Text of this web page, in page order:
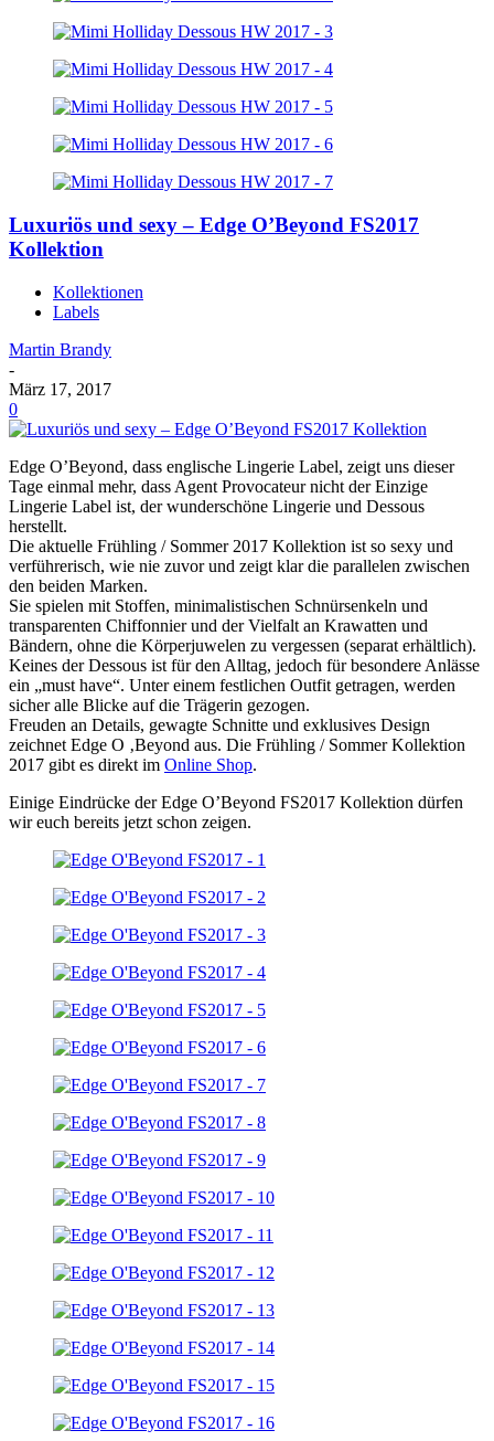
Luxuriös und sexy – Edge O’Beyond FS2017
Kollektion
Kollektionen
Labels
Martin Brandy
-
März 17, 2017
0
Edge O’Beyond, dass englische Lingerie Label, zeigt uns dieser
Tage einmal mehr, dass Agent Provocateur nicht der Einzige
Lingerie Label ist, der wunderschöne Lingerie und Dessous
herstellt.
Die aktuelle Frühling / Sommer 2017 Kollektion ist so sexy und
verführerisch, wie nie zuvor und zeigt klar die parallelen zwischen
den beiden Marken.
Sie spielen mit Stoffen, minimalistischen Schnürsenkeln und
transparenten Chiffonnier und der Vielfalt an Krawatten und
Bändern, ohne die Körperjuwelen zu vergessen (separat erhältlich).
Keines der Dessous ist für den Alltag, jedoch für besondere Anlässe
ein „must have“. Unter einem festlichen Outfit getragen, werden
sicher alle Blicke auf die Trägerin gezogen.
Freuden an Details, gewagte Schnitte und exklusives Design
zeichnet Edge O ‚Beyond aus. Die Frühling / Sommer Kollektion
2017 gibt es direkt im Online Shop.
Einige Eindrücke der Edge O’Beyond FS2017 Kollektion dürfen
wir euch bereits jetzt schon zeigen.